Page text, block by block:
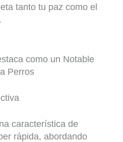
tanto tu paz como el
como un Notable
Perros
característica de
rápida, abordando